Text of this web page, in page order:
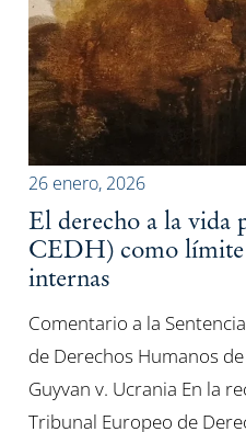
26 enero, 2026
El derecho a la vida
CEDH) como límite
internas
Comentario a la
de Derechos Humanos
Guyvan v. Ucrania En la
Tribunal Europeo de